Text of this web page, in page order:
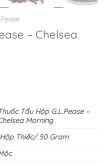
– Chelsea
₫.
Tẩu Hộp G.L.Pease –
Morning
Hộp Thiếc/ 50 Gram